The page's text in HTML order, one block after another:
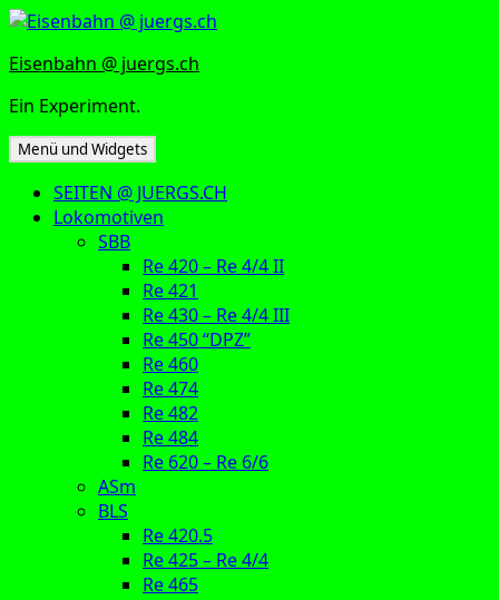
Zum
springen
Eisenbahn @ juergs.ch
Ein Experiment.
Menü und Widgets
SEITEN @ JUERGS.CH
Lokomotiven
SBB
Re 420 – Re 4/4 II
Re 421
Re 430 – Re 4/4 III
Re 450 “DPZ”
Re 460
Re 474
Re 482
Re 484
Re 620 – Re 6/6
ASm
BLS
Re 420.5
Re 425 – Re 4/4
Re 465